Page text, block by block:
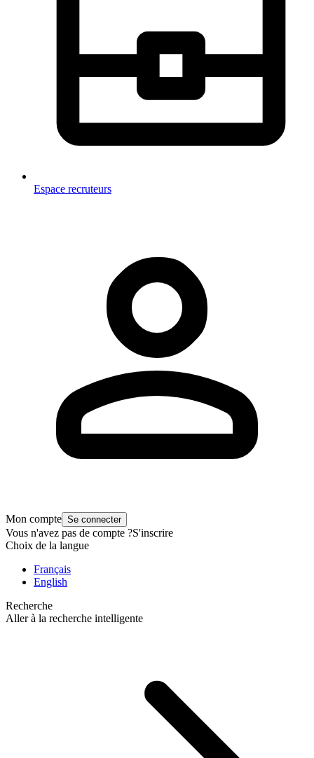
Espace recruteurs
Mon compte Se connecter
Vous n'avez pas de compte ?S'inscrire
Choix de la langue
Français
English
Recherche
Aller à la recherche intelligente